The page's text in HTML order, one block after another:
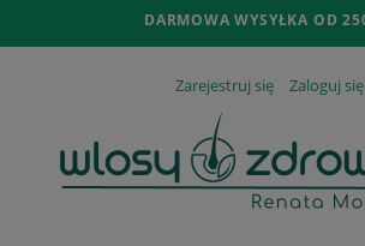
DARMOWA WYSYŁKA OD
Zarejestruj się Zaloguj się